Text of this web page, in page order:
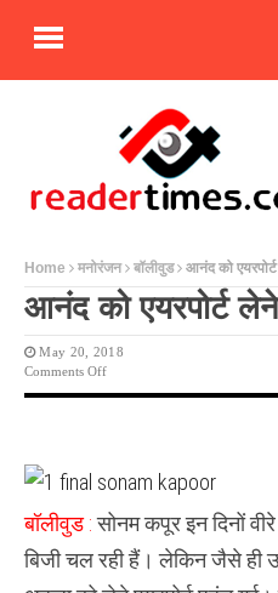
Home मनोरंजन बॉलीवुड आनंद को
आनंद को एयरपोर्ट
May 20, 2018
Comments OffOn
सोनम
बॉलीवुड :सोनम कपूर इन दिनों
बिजी चल रही हैं। लेक‍िन जैसे ही